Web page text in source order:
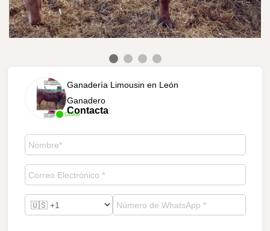
Online
Ganadería Limousin en León
Ganadero
Contacta